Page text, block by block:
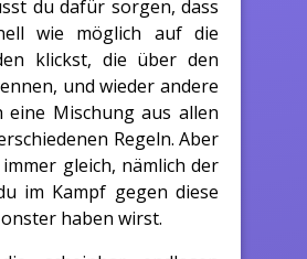
du dafür sorgen, dass
wie möglich auf die
klickst, die über den
und wieder andere
eine Mischung aus allen
Regeln. Aber
gleich, nämlich der
im Kampf gegen diese
haben wirst.